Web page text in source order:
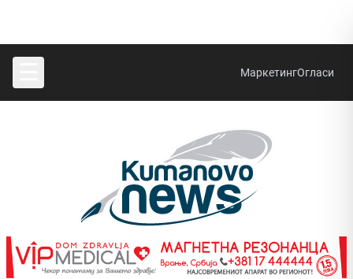
МаркетингОгласи